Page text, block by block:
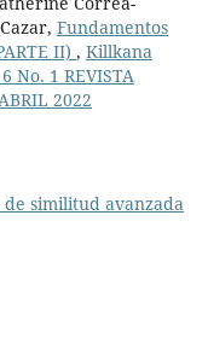
Fundamentos
II) , Killkana
No. 1 REVISTA
2022
similitud avanzada